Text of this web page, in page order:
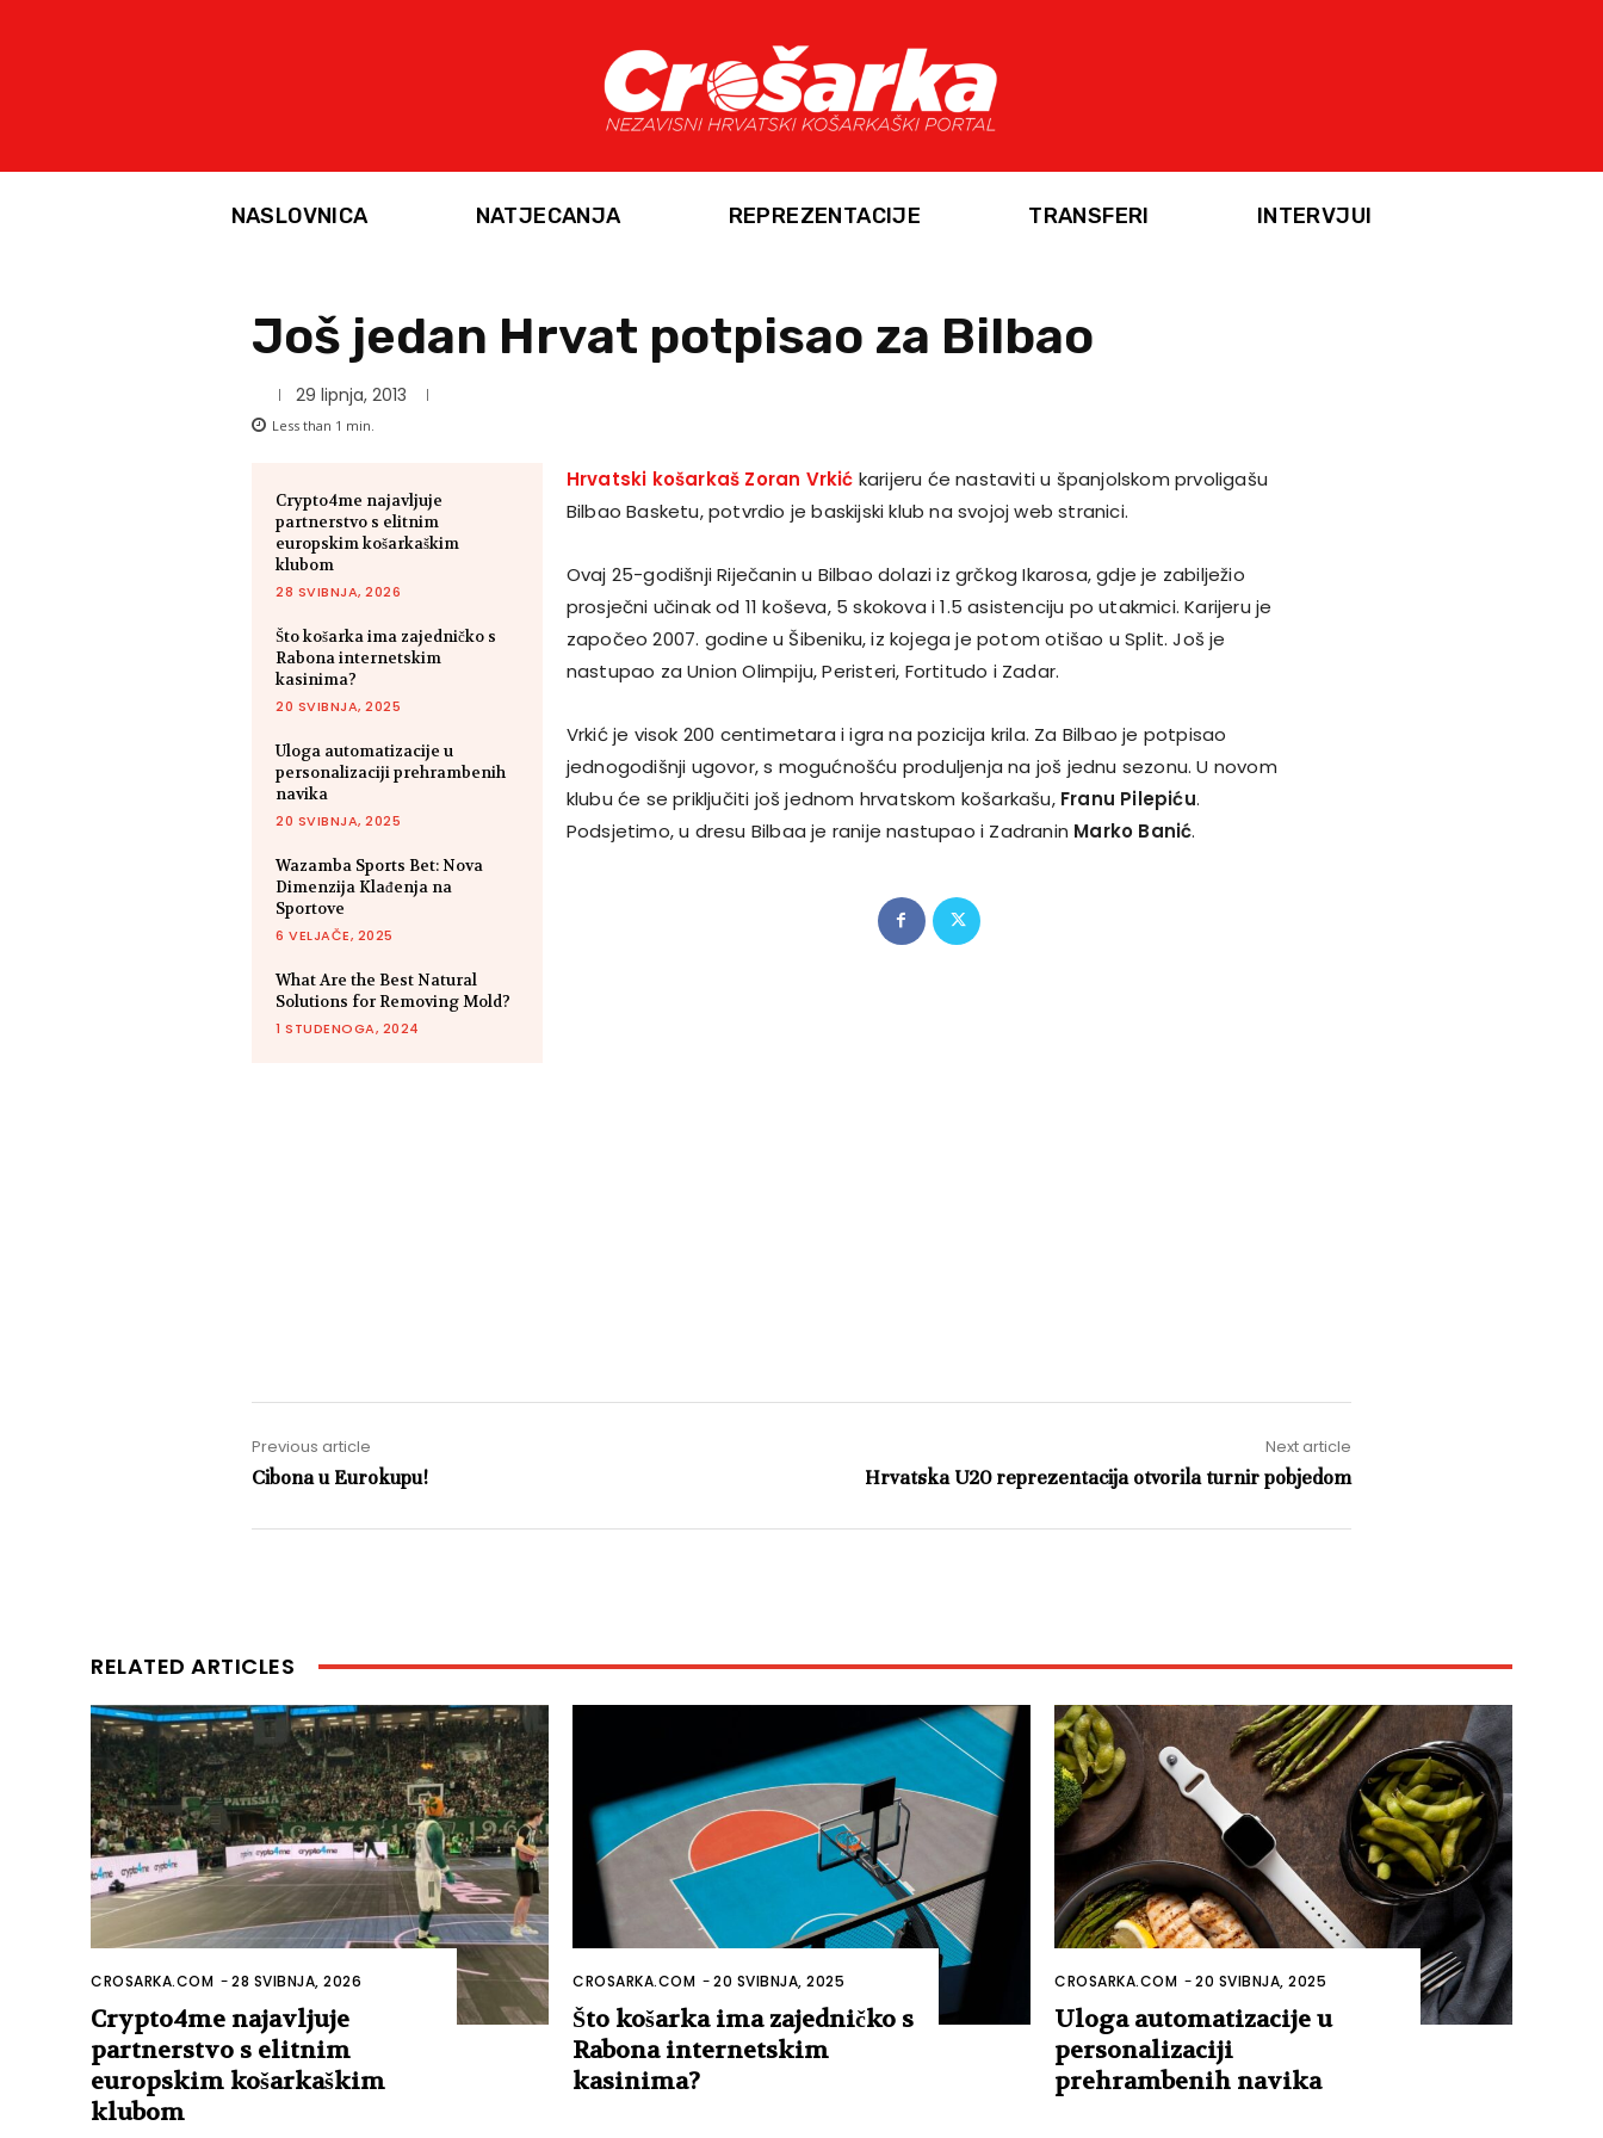
NASLOVNICA NATJECANJA REPREZENTACIJE TRANSFERI INTERVJUI
Još jedan Hrvat potpisao za Bilbao
29 lipnja, 2013
Less than 1 min.
Crypto4me najavljuje
partnerstvo s elitnim
europskim košarkaškim
klubom
28 SVIBNJA, 2026
Što košarka ima zajedničko s
Rabona internetskim
kasinima?
20 SVIBNJA, 2025
Uloga automatizacije u
personalizaciji prehrambenih
navika
20 SVIBNJA, 2025
Wazamba Sports Bet: Nova
Dimenzija Klađenja na
Sportove
6 VELJAČE, 2025
What Are the Best Natural
Solutions for Removing Mold?
1 STUDENOGA, 2024
Hrvatski košarkaš Zoran Vrkić karijeru će nastaviti u španjolskom prvoligašu
Bilbao Basketu, potvrdio je baskijski klub na svojoj web stranici.
Ovaj 25-godišnji Riječanin u Bilbao dolazi iz grčkog Ikarosa, gdje je zabilježio
prosječni učinak od 11 koševa, 5 skokova i 1.5 asistenciju po utakmici. Karijeru je
započeo 2007. godine u Šibeniku, iz kojega je potom otišao u Split. Još je
nastupao za Union Olimpiju, Peristeri, Fortitudo i Zadar.
Vrkić je visok 200 centimetara i igra na pozicija krila. Za Bilbao je potpisao
jednogodišnji ugovor, s mogućnošću produljenja na još jednu sezonu. U novom
klubu će se priključiti još jednom hrvatskom košarkašu, Franu Pilepiću.
Podsjetimo, u dresu Bilbaa je ranije nastupao i Zadranin Marko Banić.
Previous article
Cibona u Eurokupu!
Next article
Hrvatska U20 reprezentacija otvorila turnir pobjedom
RELATED ARTICLES
CROSARKA.COM -28 SVIBNJA, 2026
Crypto4me najavljuje
partnerstvo s elitnim
europskim košarkaškim
klubom
CROSARKA.COM -20 SVIBNJA, 2025
Što košarka ima zajedničko s
Rabona internetskim
kasinima?
CROSARKA.COM -20 SVIBNJA, 2025
Uloga automatizacije u
personalizaciji
prehrambenih navika